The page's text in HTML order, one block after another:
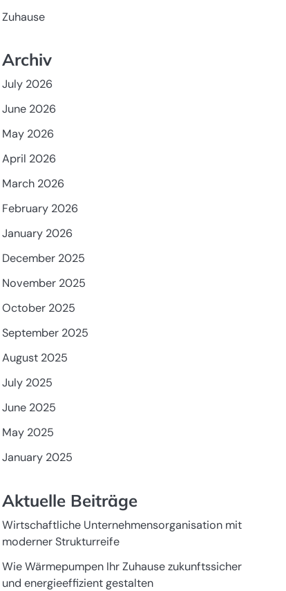
Zuhause
Archiv
July 2026
June 2026
May 2026
April 2026
March 2026
February 2026
January 2026
December 2025
November 2025
October 2025
September 2025
August 2025
July 2025
June 2025
May 2025
January 2025
Aktuelle Beiträge
Wirtschaftliche Unternehmensorganisation mit
moderner Strukturreife
Wie Wärmepumpen Ihr Zuhause zukunftssicher
und energieeffizient gestalten